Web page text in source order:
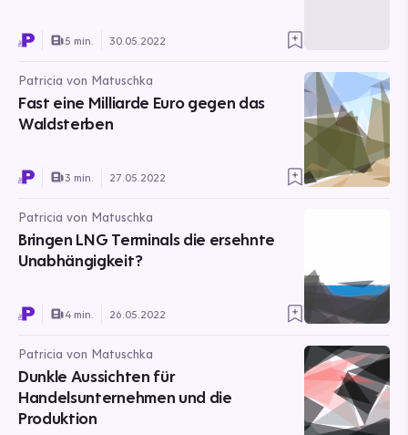
5 min. 30.05.2022
Patricia von Matuschka
Fast eine Milliarde Euro gegen das
Waldsterben
3 min. 27.05.2022
Patricia von Matuschka
Bringen LNG Terminals die ersehnte
Unabhängigkeit?
4 min. 26.05.2022
Patricia von Matuschka
Dunkle Aussichten für
Handelsunternehmen und die
Produktion